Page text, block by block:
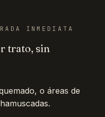
INMEDIATA
trato, sin
o áreas de